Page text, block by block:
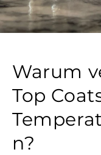
Warum
Top
n?